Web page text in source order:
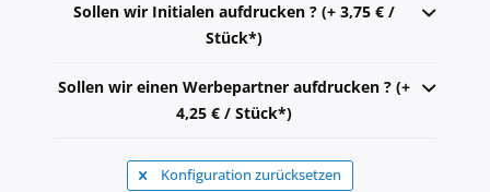
Sollen wir Initialen aufdrucken ? (+ 3,75 € /
Stück*)
Sollen wir einen Werbepartner aufdrucken ? (+
4,25 € / Stück*)
Konfiguration zurücksetzen